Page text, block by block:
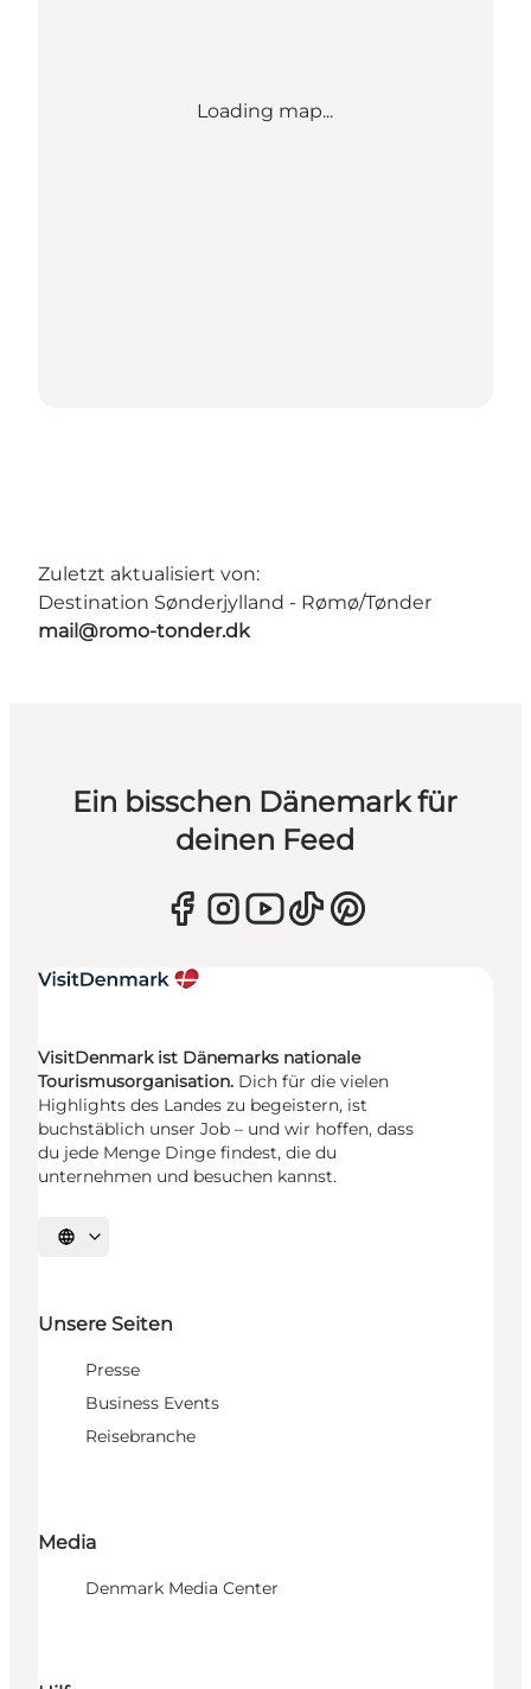
Loading map...
Zuletzt aktualisiert von:
Destination Sønderjylland - Rømø/Tønder
mail@romo-tonder.dk
Ein bisschen Dänemark für
deinen Feed
VisitDenmark ist Dänemarks nationale
Tourismusorganisation. Dich für die vielen
Highlights des Landes zu begeistern, ist
buchstäblich unser Job – und wir hoffen, dass
du jede Menge Dinge findest, die du
unternehmen und besuchen kannst.
Sprache auswählen
Unsere Seiten
Presse
Business Events
Reisebranche
Media
Denmark Media Center